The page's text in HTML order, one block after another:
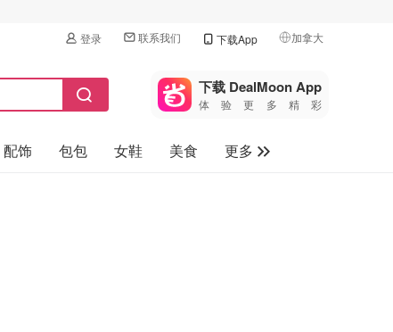
登录 联系我们 下载App 加拿大
🇺🇸
美国
🇨🇳中国
🇨🇦加拿大
下载 DealMoon App
体验更多精彩
配饰 包包 女鞋 美食
更多